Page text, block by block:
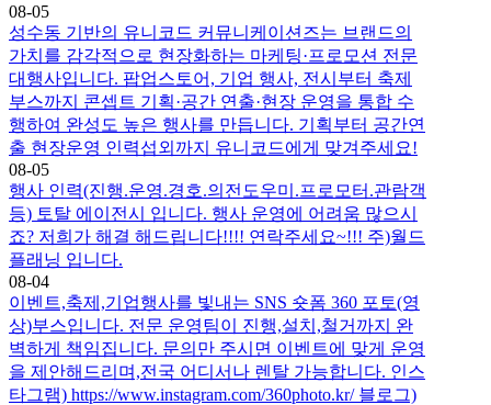
08-05
성수동 기반의 유니코드 커뮤니케이션즈는 브랜드의
가치를 감각적으로 현장화하는 마케팅·프로모션 전문
대행사입니다. 팝업스토어, 기업 행사, 전시부터 축제
부스까지 콘셉트 기획·공간 연출·현장 운영을 통합 수
행하여 완성도 높은 행사를 만듭니다. 기획부터 공간연
출 현장운영 인력섭외까지 유니코드에게 맞겨주세요!
08-05
행사 인력(진행.운영.경호.의전도우미.프로모터.관람객
등) 토탈 에이전시 입니다. 행사 운영에 어려움 많으시
죠? 저희가 해결 해드립니다!!!! 연락주세요~!!! 주)월드
플래닝 입니다.
08-04
이벤트,축제,기업행사를 빛내는 SNS 숏폼 360 포토(영
상)부스입니다. 전문 운영팀이 진행,설치,철거까지 완
벽하게 책임집니다. 문의만 주시면 이벤트에 맞게 운영
을 제안해드리며,전국 어디서나 렌탈 가능합니다. 인스
타그램) https://www.instagram.com/360photo.kr/ 블로그)